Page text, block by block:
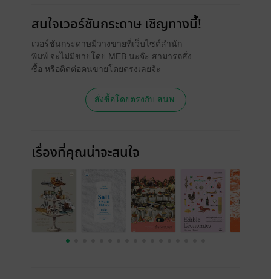
สนใจเวอร์ชันกระดาษ เชิญทางนี้!
เวอร์ชันกระดาษมีวางขายที่เว็บไซต์สำนัก
พิมพ์ จะไม่มีขายโดย MEB นะจ๊ะ สามารถสั่ง
ซื้อ หรือติดต่อคนขายโดยตรงเลยจ้ะ
สั่งซื้อโดยตรงกับ สนพ.
เรื่องที่คุณน่าจะสนใจ